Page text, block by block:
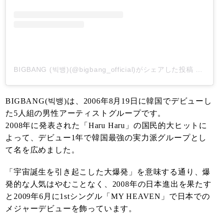
BIGBANG (빅뱅)(@bigbang_official)がシェアした投稿
BIGBANG(빅뱅)は、2006年8月19日に韓国でデビューし
た5人組の男性アーティストグループです。
2008年に発表された「Haru Haru」の国民的大ヒットに
よって、デビュー1年で韓国最強の実力派グループとし
て名を広めました。
「宇宙誕生を引き起こした大爆発」を意味する通り、爆
発的な人気はやむことなく、2008年の日本進出を果たす
と2009年6月に1stシングル「MY HEAVEN」で日本での
メジャーデビューを飾っています。